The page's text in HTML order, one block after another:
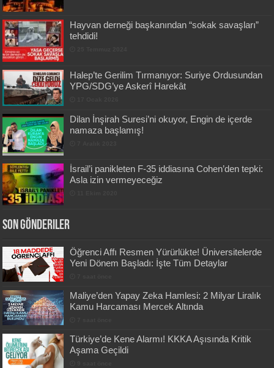
Hayvan derneği başkanından “sokak savaşları”
tehdidi!
Halep’te Gerilim Tırmanıyor: Suriye Ordusundan
YPG/SDG’ye Askerî Harekât
Dilan İnşirah Suresi’ni okuyor, Engin de içerde
namaza başlamış!
İsrail’i panikleten F-35 iddiasına Cohen’den tepki:
Asla izin vermeyeceğiz
Son Gönderiler
Öğrenci Affı Resmen Yürürlükte! Üniversitelerde
Yeni Dönem Başladı: İşte Tüm Detaylar
Maliye’den Yapay Zeka Hamlesi: 2 Milyar Liralık
Kamu Harcaması Mercek Altında
Türkiye’de Kene Alarmı! KKKA Aşısında Kritik
Aşama Geçildi